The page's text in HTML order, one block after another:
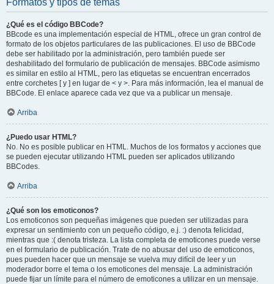
Formatos y tipos de temas
¿Qué es el código BBCode?
BBcode es una implementación especial de HTML, ofrece un gran control de
formato de los objetos particulares de las publicaciones. El uso de BBCode
debe ser habilitado por la administración, pero también puede ser
deshabilitado del formulario de publicación de mensajes. BBCode asimismo
es similar en estilo al HTML, pero las etiquetas se encuentran encerrados
entre corchetes [ y ] en lugar de < y >. Para más información, lea el manual de
BBCode. El enlace aparece cada vez que va a publicar un mensaje.
Arriba
¿Puedo usar HTML?
No. No es posible publicar en HTML. Muchos de los formatos y acciones que
se pueden ejecutar utilizando HTML pueden ser aplicados utilizando
BBCodes.
Arriba
¿Qué son los emoticonos?
Los emoticonos son pequeñas imágenes que pueden ser utilizadas para
expresar un sentimiento con un pequeño código, e.j. :) denota felicidad,
mientras que :( denota tristeza. La lista completa de emoticones puede verse
en el formulario de publicación. Trate de no abusar del uso de emoticonos,
pues pueden hacer que un mensaje se vuelva muy difícil de leer y un
moderador borre el tema o los emoticones del mensaje. La administración
puede fijar un límite para el número de emoticones a utilizar en un mensaje.